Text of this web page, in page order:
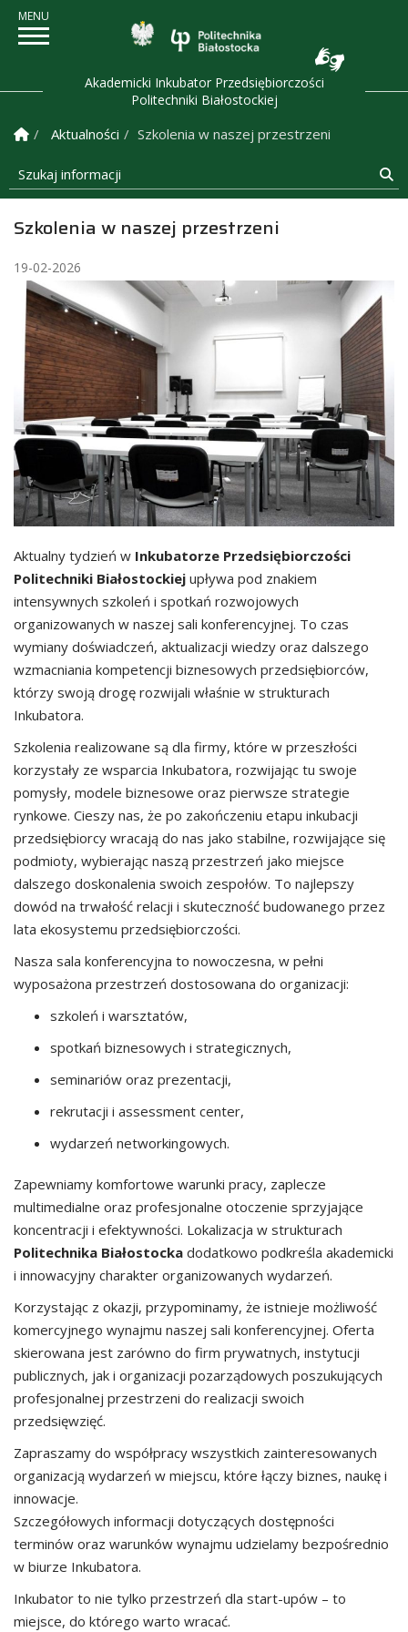
Politechnika
Akademicki Inkubator Przedsiębiorczości
Politechniki Białostockiej
Strona Główna
Aktualności
Szkolenia w naszej przestrzeni
Szukaj informacji
Szkolenia w naszej przestrzeni
19-02-2026
Aktualny tydzień w Inkubatorze Przedsiębiorczości
Politechniki Białostockiej upływa pod znakiem
intensywnych szkoleń i spotkań rozwojowych
organizowanych w naszej sali konferencyjnej. To czas
wymiany doświadczeń, aktualizacji wiedzy oraz dalszego
wzmacniania kompetencji biznesowych przedsiębiorców,
którzy swoją drogę rozwijali właśnie w strukturach
Inkubatora.
Szkolenia realizowane są dla firmy, które w przeszłości
korzystały ze wsparcia Inkubatora, rozwijając tu swoje
pomysły, modele biznesowe oraz pierwsze strategie
rynkowe. Cieszy nas, że po zakończeniu etapu inkubacji
przedsiębiorcy wracają do nas jako stabilne, rozwijające się
podmioty, wybierając naszą przestrzeń jako miejsce
dalszego doskonalenia swoich zespołów. To najlepszy
dowód na trwałość relacji i skuteczność budowanego przez
lata ekosystemu przedsiębiorczości.
Nasza sala konferencyjna to nowoczesna, w pełni
wyposażona przestrzeń dostosowana do organizacji:
szkoleń i warsztatów,
spotkań biznesowych i strategicznych,
seminariów oraz prezentacji,
rekrutacji i assessment center,
wydarzeń networkingowych.
Zapewniamy komfortowe warunki pracy, zaplecze
multimedialne oraz profesjonalne otoczenie sprzyjające
koncentracji i efektywności. Lokalizacja w strukturach
Politechnika Białostocka dodatkowo podkreśla akademicki
i innowacyjny charakter organizowanych wydarzeń.
Korzystając z okazji, przypominamy, że istnieje możliwość
komercyjnego wynajmu naszej sali konferencyjnej. Oferta
skierowana jest zarówno do firm prywatnych, instytucji
publicznych, jak i organizacji pozarządowych poszukujących
profesjonalnej przestrzeni do realizacji swoich
przedsięwzięć.
Zapraszamy do współpracy wszystkich zainteresowanych
organizacją wydarzeń w miejscu, które łączy biznes, naukę i
innowacje.
Szczegółowych informacji dotyczących dostępności
terminów oraz warunków wynajmu udzielamy bezpośrednio
w biurze Inkubatora.
Inkubator to nie tylko przestrzeń dla start-upów – to
miejsce, do którego warto wracać.